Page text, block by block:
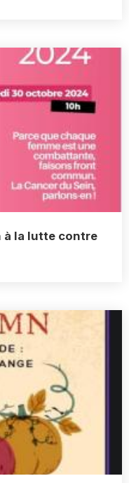
la lutte contre